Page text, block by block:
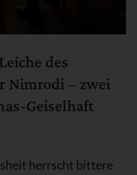
des
Nimrodi – zwei
Geiselhaft
herrscht bittere